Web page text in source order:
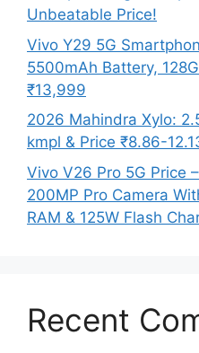
Unbeatable Price!
Vivo Y29 5G
5500mAh Battery,
₹13,999
2026 Mahindra Xylo:
kmpl & Price ₹8.86-
Vivo V26 Pro 5G Price
200MP Pro Camera
RAM & 125W Flash
Recent